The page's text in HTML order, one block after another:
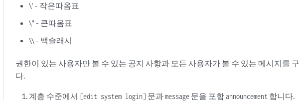
\' - 작은따옴표
\" - 큰따옴표
\\ - 백슬래시
권한이 있는 사용자만 볼 수 있는 공지 사항과 모든 사용자가 볼 수 있는 메시지를
다.
계층 수준에서 [edit system login] 문과message 문을 포함announcement 합니다.